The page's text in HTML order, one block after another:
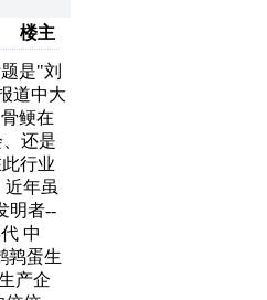
楼主
是"刘
道中大
鲠在
还是
行业
年虽
明者--
中
鹑蛋生
产企